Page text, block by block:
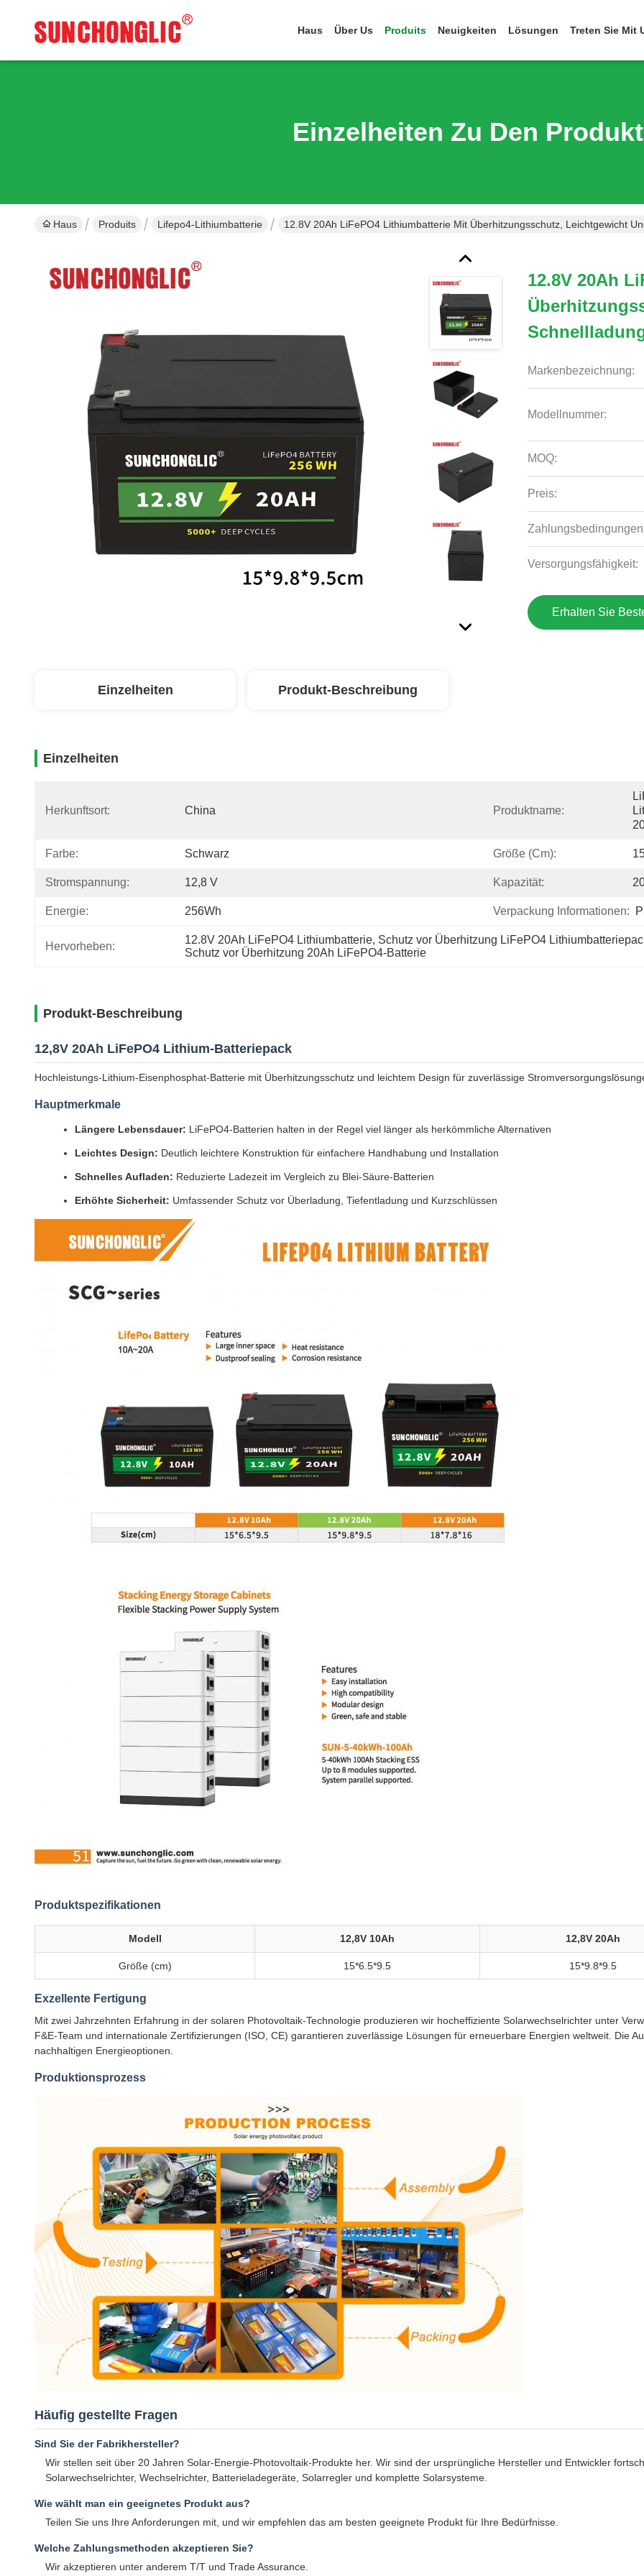
Haus Über Us Produits Neuigkeiten Lösungen Treten Sie Mit
Einzelheiten Zu Den
Haus Produits Lifepo4-Lithiumbatterie 12.8V 20Ah LiFePO4 Lithiumbatterie Mit Überhitzungsschutz, Leichtgewicht
12.8V 20Ah
Markenbezeichnung:
Modellnummer:
MOQ:
Preis:
Versorgungsfähigkeit:
Erhalten Sie
Einzelheiten Produkt-Beschreibung
Einzelheiten
Herkunftsort: China Produktname:
Farbe: Schwarz Größe (cm):
Stromspannung: 12,8 V Kapazität:
Energie: 256Wh Verpackung Informationen:
Hervorheben:
12.8V 20Ah LiFePO4 Lithiumbatterie, Schutz vor Überhitzung LiFePO4
Schutz vor Überhitzung 20Ah LiFePO4-Batterie
Produkt-Beschreibung
12,8V 20Ah LiFePO4 Lithium-Batteriepack
Hochleistungs-Lithium-Eisenphosphat-Batterie mit Überhitzungsschutz und leichtem Design für zuverlässige
Hauptmerkmale
Längere Lebensdauer: LiFePO4-Batterien halten in der Regel viel länger als herkömmliche Alternativen
Leichtes Design: Deutlich leichtere Konstruktion für einfachere Handhabung und Installation
Schnelles Aufladen: Reduzierte Ladezeit im Vergleich zu Blei-Säure-Batterien
Erhöhte Sicherheit: Umfassender Schutz vor Überladung, Tiefentladung und Kurzschlüssen
Produktspezifikationen
Modell 12,8V 10Ah 12,8V 20Ah
Größe (cm) 15*6.5*9.5 15*9.8*9.5
Exzellente Fertigung
Mit zwei Jahrzehnten Erfahrung in der solaren Photovoltaik-Technologie produzieren wir hocheffiziente Solarwechselrichter unter
F&E-Team und internationale Zertifizierungen (ISO, CE) garantieren zuverlässige Lösungen für erneuerbare Energien weltweit. Die
nachhaltigen Energieoptionen.
Produktionsprozess
Häufig gestellte Fragen
Sind Sie der Fabrikhersteller?
Wir stellen seit über 20 Jahren Solar-Energie-Photovoltaik-Produkte her. Wir sind der ursprüngliche Hersteller und Entwickler
Solarwechselrichter, Wechselrichter, Batterieladegeräte, Solarregler und komplette Solarsysteme.
Wie wählt man ein geeignetes Produkt aus?
Teilen Sie uns Ihre Anforderungen mit, und wir empfehlen das am besten geeignete Produkt für Ihre Bedürfnisse.
Welche Zahlungsmethoden akzeptieren Sie?
Wir akzeptieren unter anderem T/T und Trade Assurance.